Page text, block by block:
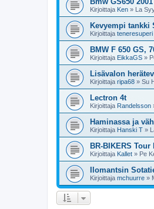
Kirjoittaja Ken » La
Kevyempi tankki
Kirjoittaja teneresuperi
BMW F 650 GS,
Kirjoittaja EikkaGS »
Lisävalon
Kirjoittaja ripa68 » Su
Lectron 4t
Kirjoittaja Randelsson
Haminassa ja
Kirjoittaja Hanski T »
BR-BIKERS Tour
Kirjoittaja Kallet » Pe
Ilomantsin
Kirjoittaja mchuurre »